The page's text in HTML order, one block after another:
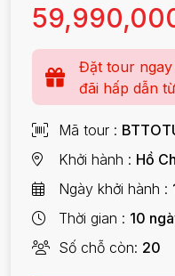
Đặt tour
đãi hấp dẫn
Mã tour
Khởi hành
Hồ
Ngày khởi hành
Thời gian
10
Số chỗ còn 20